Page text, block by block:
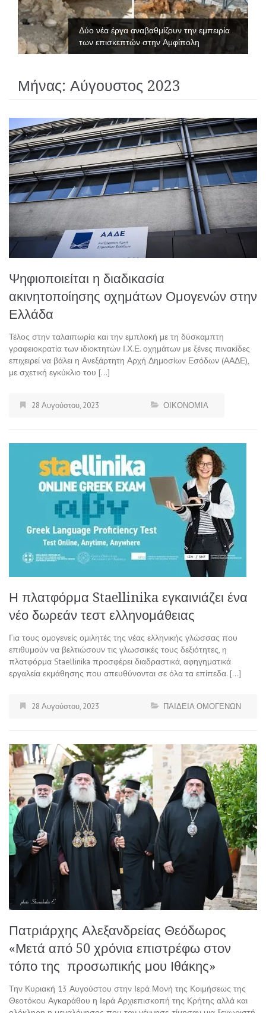
Δύο νέα έργα αναβαθμίζουν την εμπειρία
των επισκεπτών στην Αμφίπολη
Μήνας: Αύγουστος 2023
Ψηφιοποιείται η διαδικασία
ακινητοποίησης οχημάτων Ομογενών στην
Ελλάδα
Τέλος στην ταλαιπωρία και την εμπλοκή με τη δύσκαμπτη
γραφειοκρατία των ιδιοκτητών Ι.Χ.Ε. οχημάτων με ξένες πινακίδες
επιχειρεί να βάλει η Ανεξάρτητη Αρχή Δημοσίων Εσόδων (ΑΑΔΕ),
με σχετική εγκύκλιο του […]
28 Αυγούστου, 2023 ΟΙΚΟΝΟΜΙΑ
Η πλατφόρμα Staellinika εγκαινιάζει ένα
νέο δωρεάν τεστ ελληνομάθειας
Για τους ομογενείς ομιλητές της νέας ελληνικής γλώσσας που
επιθυμούν να βελτιώσουν τις γλωσσικές τους δεξιότητες, η
πλατφόρμα Staellinika προσφέρει διαδραστικά, αφηγηματικά
εργαλεία εκμάθησης που απευθύνονται σε όλα τα επίπεδα. […]
28 Αυγούστου, 2023 ΠΑΙΔΕΙΑ ΟΜΟΓΕΝΩΝ
Πατριάρχης Αλεξανδρείας Θεόδωρος
«Μετά από 50 χρόνια επιστρέφω στον
τόπο της προσωπικής μου Ιθάκης»
Την Κυριακή 13 Αυγούστου στην Ιερά Μονή της Κοιμήσεως της
Θεοτόκου Αγκαράθου η Ιερά Αρχιεπισκοπή της Κρήτης αλλά και